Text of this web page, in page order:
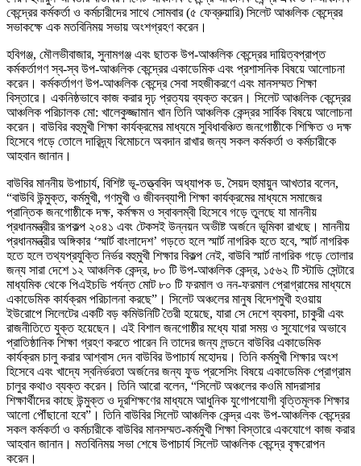
কেন্দ্রের কর্মকর্তা ও কর্মচারীদের সাথে সোমবার (৫ ফেব্রুয়ারি) সিলেট আঞ্চলিক কেন্দ্রের
সভাকক্ষে এক মতবিনিময় সভায় অংশগ্রহণ করেন।
হবিগঞ্জ, মৌলভীবাজার, সুনামগঞ্জ এবং ছাতক উপ-আঞ্চলিক কেন্দ্রের দায়িত্বপ্রাপ্ত
কর্মকর্তাগণ স্ব-স্ব উপ-আঞ্চলিক কেন্দ্রের একাডেমিক এবং প্রশাসনিক বিষয়ে আলোচনা
করেন। কর্মকর্তাগণ উপ-আঞ্চলিক কেন্দ্রে সেবা সহজীকরণে এবং মানসম্মত শিক্ষা
বিস্তারে। একনিষ্ঠভাবে কাজ করার দৃঢ় প্রত্যয় ব্যক্ত করেন। সিলেট আঞ্চলিক কেন্দ্রের
আঞ্চলিক পরিচালক মো: খালেকুজ্জামান খান তিনি আঞ্চলিক কেন্দ্রর সার্বিক বিষয়ে আলোচনা
করেন। বাউবির বহুমুখী শিক্ষা কার্যক্রমের মাধ্যমে সুবিধাবঞ্চিত জনগোষ্ঠীকে শিক্ষিত ও দক্ষ
হিসেবে গড়ে তোলে দারিদ্র্য বিমোচনে অবদান রাখার জন্য সকল কর্মকর্তা ও কর্মচারীকে
আহবান জানান।
বাউবির মাননীয় উপাচার্য, বিশিষ্ট ভূ-তত্ত্ববিদ অধ্যাপক ড. সৈয়দ হুমায়ুন আখতার বলেন,
“বাউবি উন্মুক্ত, কর্মমুখী, গণমুখী ও জীবনব্যাপী শিক্ষা কার্যক্রমের মাধ্যমে সমাজের
প্রান্তিক জনগোষ্ঠীকে দক্ষ, কর্মক্ষম ও স্বাবলম্বী হিসেবে গড়ে তুলছে যা মাননীয়
প্রধানমন্ত্রীর রূপকল্প ২০৪১ এবং টেকসই উন্নয়ন অভীষ্ট অর্জনে ভূমিকা রাখছে। মাননীয়
প্রধানমন্ত্রীর অঙ্গিকার ‘স্মার্ট বাংলাদেশ’ গড়তে হলে স্মার্ট নাগরিক হতে হবে, স্মার্ট নাগরিক
হতে হলে তথ্যপ্রযুক্তি নির্ভর বহুমুখী শিক্ষার বিকল্প নেই, বাউবি স্মার্ট নাগরিক গড়ে তোলার
জন্য সারা দেশে ১২ আঞ্চলিক কেন্দ্র, ৮০ টি উপ-আঞ্চলিক কেন্দ্র, ১৫৬২ টি স্টাডি সেন্টারে
মাধ্যমিক থেকে পিএইচডি পর্যন্ত মোট ৮০ টি ফরমাল ও নন-ফরমাল প্রোগ্রামের মাধ্যমে
একাডেমিক কার্যক্রম পরিচালনা করছে”। সিলেট অঞ্চলের মানুষ বিদেশমুখী হওয়ায়
ইউরোপে সিলেটের একটি বড় কমিউনিটি তৈরী হয়েছে, যারা সে দেশে ব্যবসা, চাকুরী এবং
রাজনীতিতে যুক্ত হয়েছেন। এই বিশাল জনগোষ্ঠীর মধ্যে যারা সময় ও সুযোগের অভাবে
প্রাতিষ্ঠানিক শিক্ষা গ্রহণ করতে পারেন নি তাদের জন্য লন্ডনে বাউবির একাডেমিক
কার্যক্রম চালু করার আশ্বাস দেন বাউবির উপাচার্য মহোদয়। তিনি কর্মমুখী শিক্ষার অংশ
হিসেবে এবং খাদ্যে স্বনির্ভরতা অর্জনের জন্য ফুড প্রসেসিং বিষয়ে একাডেমিক প্রোগ্রাম
চালুর কথাও ব্যক্ত করেন। তিনি আরো বলেন, “সিলেট অঞ্চলের কওমি মাদরাসার
শিক্ষার্থীদের কাছে উন্মুক্ত ও দূরশিক্ষণের মাধ্যমে আধুনিক যুগোপযোগী বৃত্তিমূলক শিক্ষার
আলো পৌঁছানো হবে”। তিনি বাউবির সিলেট আঞ্চলিক কেন্দ্র এবং উপ-আঞ্চলিক কেন্দ্রের
সকল কর্মকর্তা ও কর্মচারীকে বাউবির মানসম্মত-কর্মমুখী শিক্ষা বিস্তারে একযোগে কাজ করার
আহবান জানান। মতবিনিময় সভা শেষে উপাচার্য সিলেট আঞ্চলিক কেন্দ্রে বৃক্ষরোপন
করেন।